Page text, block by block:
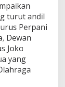
turut andil
Perpani
Dewan
Joko
yang